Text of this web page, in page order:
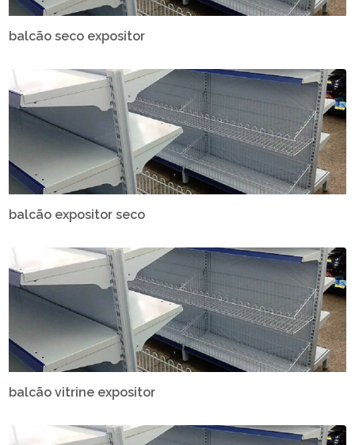
balcão seco expositor
balcão expositor seco
balcão vitrine expositor